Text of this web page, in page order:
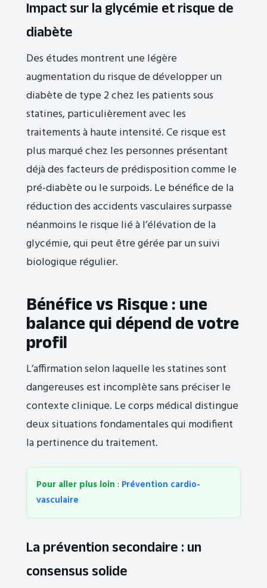
Impact sur la glycémie et risque de
diabète
Des études montrent une légère
augmentation du risque de développer un
diabète de type 2 chez les patients sous
statines, particulièrement avec les
traitements à haute intensité. Ce risque est
plus marqué chez les personnes présentant
déjà des facteurs de prédisposition comme le
pré-diabète ou le surpoids. Le bénéfice de la
réduction des accidents vasculaires surpasse
néanmoins le risque lié à l’élévation de la
glycémie, qui peut être gérée par un suivi
biologique régulier.
Bénéfice vs Risque : une
balance qui dépend de votre
profil
L’affirmation selon laquelle les statines sont
dangereuses est incomplète sans préciser le
contexte clinique. Le corps médical distingue
deux situations fondamentales qui modifient
la pertinence du traitement.
Pour aller plus loin : Prévention cardio-
vasculaire
La prévention secondaire : un
consensus solide